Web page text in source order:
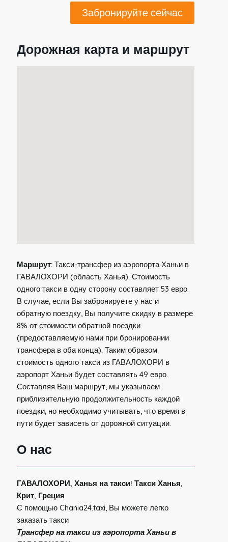
Забронируйте сейчас
Дорожная карта и маршрут
Маршрут:Такси-трансфер из аэропорта Ханьи в
ГАВАЛОХОРИ (область Ханья). Стоимость
одного такси в одну сторону составляет 53 евро.
В случае, если Вы забронируете у нас и
обратную поездку, Вы получите скидку в размере
8% от стоимости обратной поездки
(предоставляемую нами при бронировании
трансфера в оба конца). Таким образом
стоимость одного такси из ГАВАЛОХОРИ в
аэропорт Ханьи будет составлять 49 евро.
Составляя Ваш маршрут, мы указываем
приблизительную продолжительность каждой
поездки, но необходимо учитывать, что время в
пути будет зависеть от дорожной ситуации.
О нас
ГАВАЛОХОРИ, Ханья на такси! Такси Ханья,
Крит, Греция
С помощью Chania24.taxi, Вы можете легко
заказать такси
Трансфер на такси из аэропорта Ханьи в